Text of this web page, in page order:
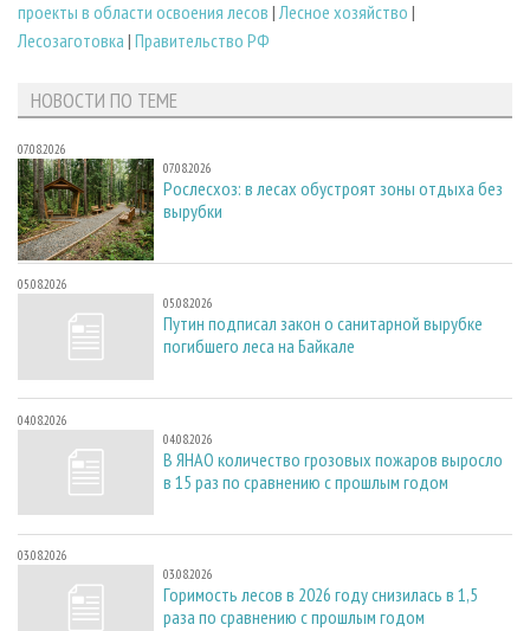
проекты в области освоения лесов |Лесное хозяйство |
Лесозаготовка | Правительство РФ
НОВОСТИ ПО ТЕМЕ
07.08.2026
07.08.2026
Рослесхоз: в лесах обустроят зоны отдыха без
вырубки
05.08.2026
05.08.2026
Путин подписал закон о санитарной вырубке
погибшего леса на Байкале
04.08.2026
04.08.2026
В ЯНАО количество грозовых пожаров выросло
в 15 раз по сравнению с прошлым годом
03.08.2026
03.08.2026
Горимость лесов в 2026 году снизилась в 1,5
раза по сравнению с прошлым годом